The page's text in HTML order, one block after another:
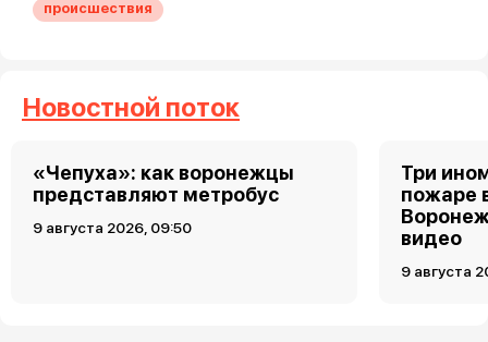
происшествия
Новостной поток
«Чепуха»: как воронежцы
представляют метробус
9 августа 2026, 09:50
Три
пожаре
видео
9 августа